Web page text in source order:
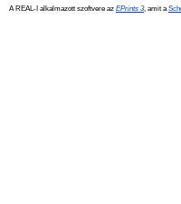
A REAL-I alkalmazott szoftvere az EPrints 3, amit a